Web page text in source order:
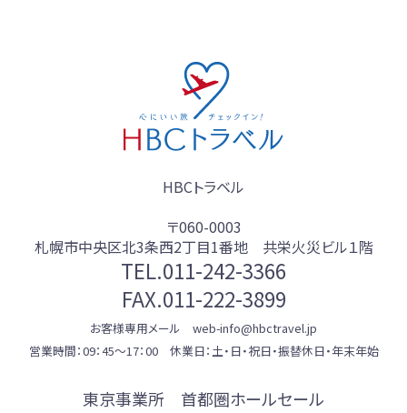
HBCトラベル
〒060-0003
札幌市中央区北3条西2丁目1番地 共栄火災ビル１階
TEL.011-242-3366
FAX.011-222-3899
お客様専用メール web-info@hbctravel.jp
営業時間：09：45～17：00 休業日：土・日・祝日・振替休日・年末年始
東京事業所 首都圏ホールセール